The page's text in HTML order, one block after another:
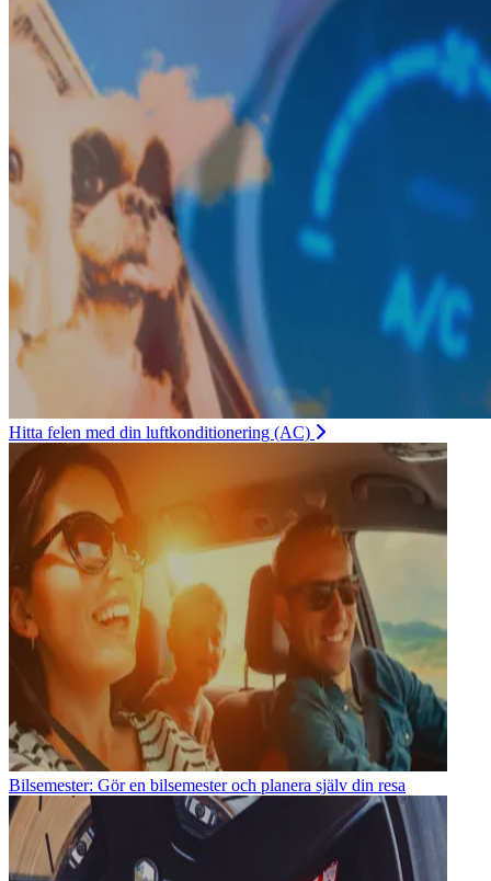
Hitta felen med din luftkonditionering (AC)
Bilsemester: Gör en bilsemester och planera själv din resa